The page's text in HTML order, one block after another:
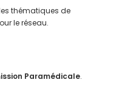
thématiques de
le réseau.
Paramédicale.